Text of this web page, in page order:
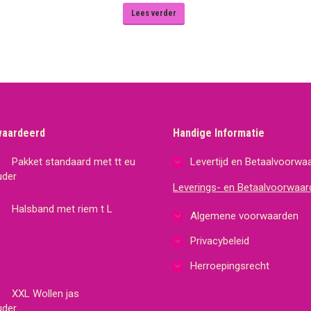
Lees verder
Pakket standaard met tt eu
Halsband met riem t L
XXL Wollen jas
Handige Informatie
Levertijd en
Leverings- en
Algemene voorwaarden
Privacybeleid
Herroepingsrecht